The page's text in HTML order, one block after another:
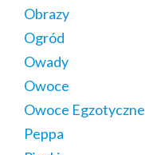
Obrazy
Ogród
Owady
Owoce
Owoce Egzotyczne
Peppa